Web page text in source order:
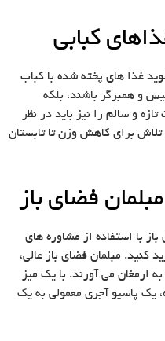
کبابی
غذا های پخته شده با کباب
و همبرگر باشند، بلکه
و سالم را نیز باید در نظر
تلاش برای کاهش وزن تا تابستان
با استفاده از مشاوره های
کنید. مبلمان فضای باز عالی،
ارمغان می آورند. با یک میز
یک پاسیو آجری معمولی به یک